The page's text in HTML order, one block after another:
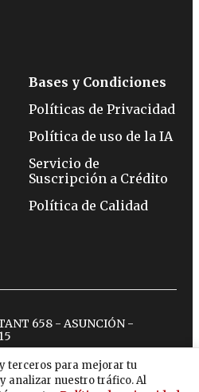
terceros para mejorar tu
analizar nuestro tráfico. Al
Bases y Condiciones
Políticas de Privacidad
Política de uso de la IA
Servicio de
Suscripción a Crédito
Política de Calidad
658 - ASUNCIÓN -